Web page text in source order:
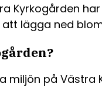
Kyrkogården
att lägga ned
miljön på